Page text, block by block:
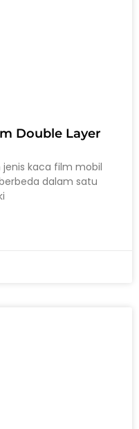
Double Layer
kaca film mobil
dalam satu